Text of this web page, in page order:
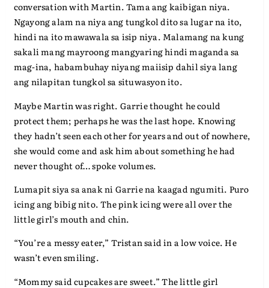
conversation with Martin. Tama ang kaibigan niya.
Ngayong alam na niya ang tungkol dito sa lugar na ito,
hindi na ito mawawala sa isip niya. Malamang na kung
sakali mang mayroong mangyaring hindi maganda sa
mag-ina, habambuhay niyang maiisip dahil siya lang
ang nilapitan tungkol sa situwasyon ito.
Maybe Martin was right. Garrie thought he could
protect them; perhaps he was the last hope. Knowing
they hadn’t seen each other for years and out of nowhere,
she would come and ask him about something he had
never thought of… spoke volumes.
Lumapit siya sa anak ni Garrie na kaagad ngumiti. Puro
icing ang bibig nito. The pink icing were all over the
little girl’s mouth and chin.
“You’re a messy eater,” Tristan said in a low voice. He
wasn’t even smiling.
“Mommy said cupcakes are sweet.” The little girl